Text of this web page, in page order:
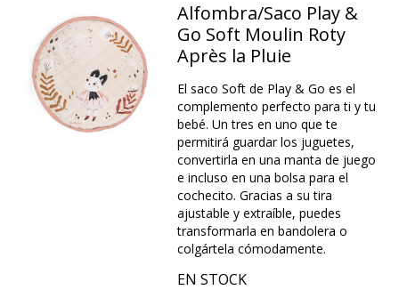
Alfombra/Saco Play &
Go Soft Moulin Roty
Après la Pluie
El saco Soft de Play & Go es el
complemento perfecto para ti y tu
bebé. Un tres en uno que te
permitirá guardar los juguetes,
convertirla en una manta de juego
e incluso en una bolsa para el
cochecito. Gracias a su tira
ajustable y extraíble, puedes
transformarla en bandolera o
colgártela cómodamente.
EN STOCK